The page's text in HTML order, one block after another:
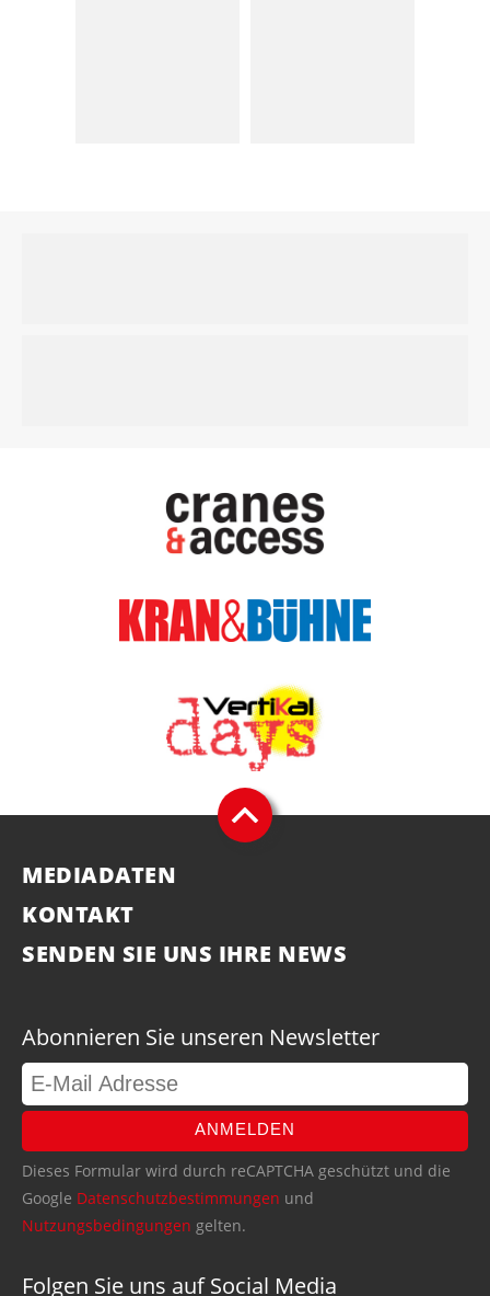
MEDIADATEN
KONTAKT
SENDEN SIE UNS IHRE NEWS
Abonnieren Sie unseren Newsletter
ANMELDEN
Dieses Formular wird durch reCAPTCHA geschützt und die
Google Datenschutzbestimmungen und
Nutzungsbedingungen gelten.
Folgen Sie uns auf Social Media